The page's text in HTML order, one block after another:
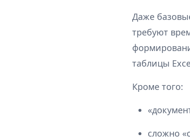
Даже
требуют
таблицы
Кроме того:
сложно